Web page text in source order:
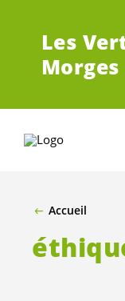
Les
Morges
Accueil